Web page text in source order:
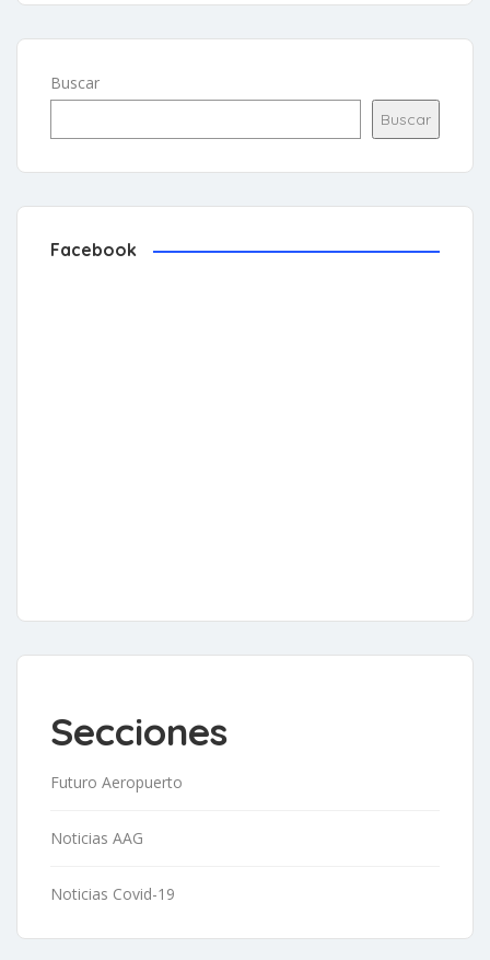
Buscar
Buscar
Facebook
Secciones
Futuro Aeropuerto
Noticias AAG
Noticias Covid-19